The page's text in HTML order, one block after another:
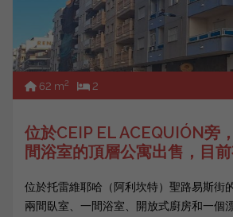
62 m2 2
位於CEIP EL ACEQUIÓN旁
間浴室的頂層公寓出售，目前
位於托雷維耶哈（阿利坎特）聖路易斯街
兩間臥室、一間浴室、開放式廚房和一個